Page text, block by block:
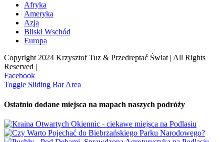
Afryka
Ameryka
Azja
Bliski Wschód
Europa
Copyright 2024 Krzysztof Tuz & Przedreptać Świat | All Rights
Reserved |
Facebook
Toggle Sliding Bar Area
Ostatnio dodane miejsca na mapach naszych podróży